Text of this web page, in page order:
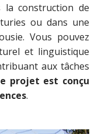
la construction de
ou dans une
Vous pouvez
et linguistique
aux tâches
projet est conçu
.